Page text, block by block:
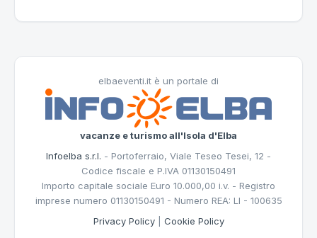
elbaeventi.it è un portale di
vacanze e turismo all'Isola d'Elba
Infoelba s.r.l. - Portoferraio, Viale Teseo Tesei, 12 -
Codice fiscale e P.IVA 01130150491
Importo capitale sociale Euro 10.000,00 i.v. - Registro
imprese numero 01130150491 - Numero REA: LI - 100635
Privacy Policy| Cookie Policy